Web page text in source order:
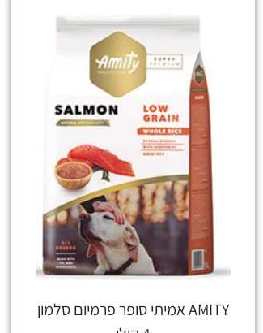
AMITY אמיתי סופר פרמיום סלמון